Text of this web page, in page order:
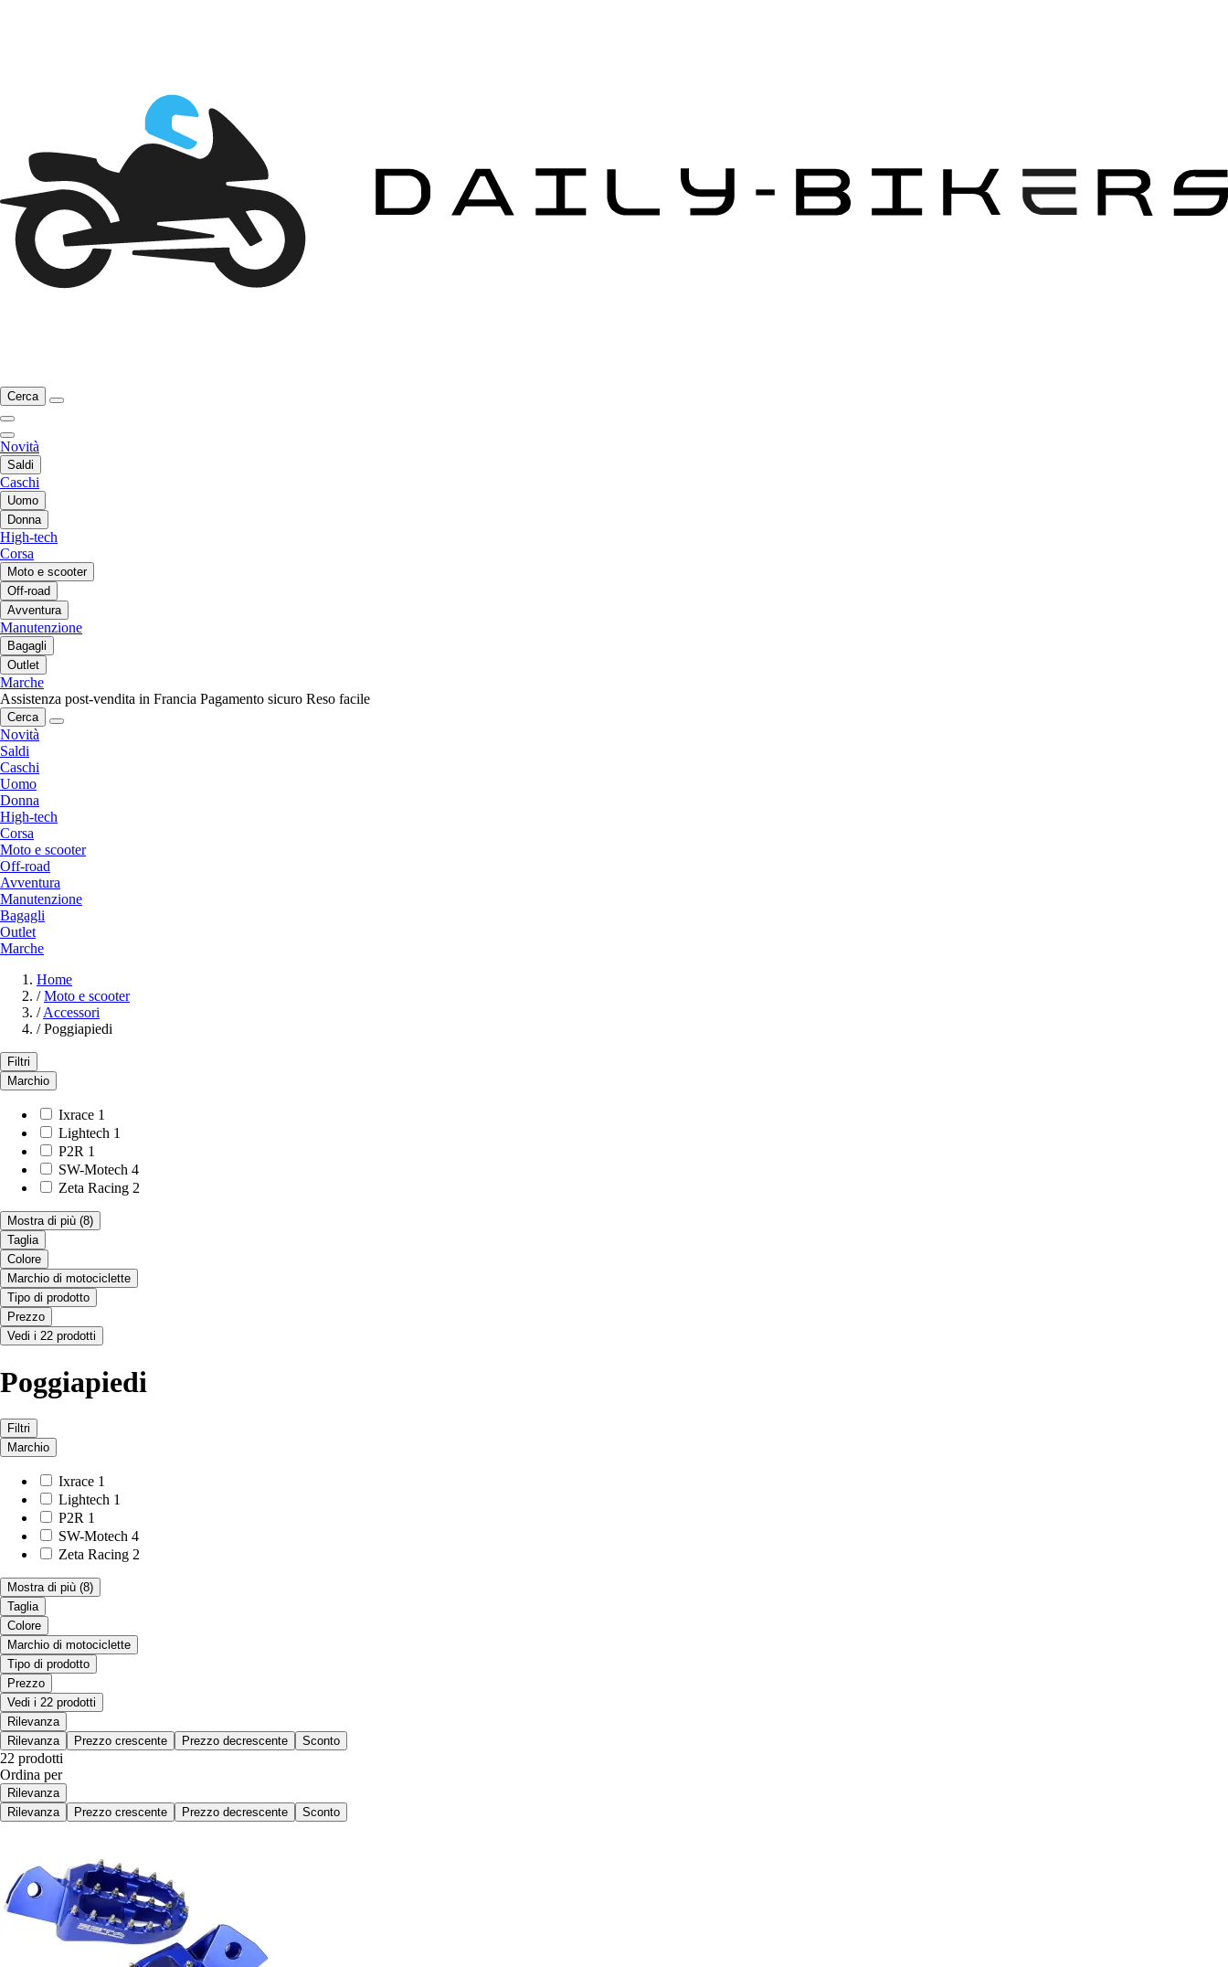
Cerca
Novità
Saldi
Caschi
Uomo
Donna
High-tech
Corsa
Moto e scooter
Off-road
Avventura
Manutenzione
Bagagli
Outlet
Marche
Assistenza post-vendita in Francia Pagamento sicuro Reso facile
Cerca
Novità
Saldi
Caschi
Uomo
Donna
High-tech
Corsa
Moto e scooter
Off-road
Avventura
Manutenzione
Bagagli
Outlet
Marche
Home
/ Moto e scooter
/ Accessori
/ Poggiapiedi
Filtri
Marchio
Ixrace 1
Lightech 1
P2R 1
SW-Motech 4
Zeta Racing 2
Mostra di più (8)
Taglia
Colore
Marchio di motociclette
Tipo di prodotto
Prezzo
Vedi i 22 prodotti
Poggiapiedi
Filtri
Marchio
Ixrace 1
Lightech 1
P2R 1
SW-Motech 4
Zeta Racing 2
Mostra di più (8)
Taglia
Colore
Marchio di motociclette
Tipo di prodotto
Prezzo
Vedi i 22 prodotti
Rilevanza
Rilevanza
Prezzo crescente Prezzo decrescente Sconto
22 prodotti
Ordina per
Rilevanza
Rilevanza
Prezzo crescente Prezzo decrescente Sconto